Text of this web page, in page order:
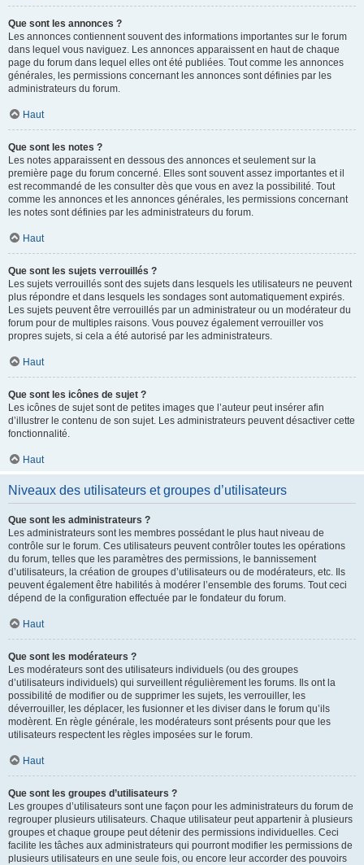
Que sont les annonces ?
Les annonces contiennent souvent des informations importantes sur le forum
dans lequel vous naviguez. Les annonces apparaissent en haut de chaque
page du forum dans lequel elles ont été publiées. Tout comme les annonces
générales, les permissions concernant les annonces sont définies par les
administrateurs du forum.
Haut
Que sont les notes ?
Les notes apparaissent en dessous des annonces et seulement sur la
première page du forum concerné. Elles sont souvent assez importantes et il
est recommandé de les consulter dès que vous en avez la possibilité. Tout
comme les annonces et les annonces générales, les permissions concernant
les notes sont définies par les administrateurs du forum.
Haut
Que sont les sujets verrouillés ?
Les sujets verrouillés sont des sujets dans lesquels les utilisateurs ne peuvent
plus répondre et dans lesquels les sondages sont automatiquement expirés.
Les sujets peuvent être verrouillés par un administrateur ou un modérateur du
forum pour de multiples raisons. Vous pouvez également verrouiller vos
propres sujets, si cela a été autorisé par les administrateurs.
Haut
Que sont les icônes de sujet ?
Les icônes de sujet sont de petites images que l’auteur peut insérer afin
d’illustrer le contenu de son sujet. Les administrateurs peuvent désactiver cette
fonctionnalité.
Haut
Niveaux des utilisateurs et groupes d’utilisateurs
Que sont les administrateurs ?
Les administrateurs sont les membres possédant le plus haut niveau de
contrôle sur le forum. Ces utilisateurs peuvent contrôler toutes les opérations
du forum, telles que les paramètres des permissions, le bannissement
d’utilisateurs, la création de groupes d’utilisateurs ou de modérateurs, etc. Ils
peuvent également être habilités à modérer l’ensemble des forums. Tout ceci
dépend de la configuration effectuée par le fondateur du forum.
Haut
Que sont les modérateurs ?
Les modérateurs sont des utilisateurs individuels (ou des groupes
d’utilisateurs individuels) qui surveillent régulièrement les forums. Ils ont la
possibilité de modifier ou de supprimer les sujets, les verrouiller, les
déverrouiller, les déplacer, les fusionner et les diviser dans le forum qu’ils
modèrent. En règle générale, les modérateurs sont présents pour que les
utilisateurs respectent les règles imposées sur le forum.
Haut
Que sont les groupes d’utilisateurs ?
Les groupes d’utilisateurs sont une façon pour les administrateurs du forum de
regrouper plusieurs utilisateurs. Chaque utilisateur peut appartenir à plusieurs
groupes et chaque groupe peut détenir des permissions individuelles. Ceci
facilite les tâches aux administrateurs qui pourront modifier les permissions de
plusieurs utilisateurs en une seule fois, ou encore leur accorder des pouvoirs